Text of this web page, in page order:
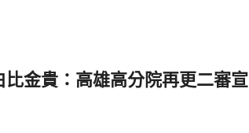
比金貴：高雄高分院再更二審宣